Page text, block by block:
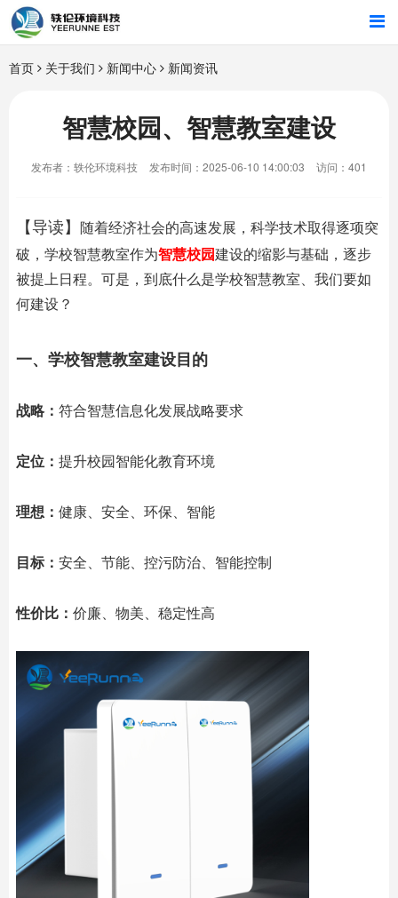
首页
行业解决方案
智能硬件
关于我们
首页 关于我们 新闻中心 新闻资讯
智慧校园、智慧教室建设
发布者：轶伦环境科技 发布时间：2025-06-10 14:00:03 访问：401
【导读】 随着经济社会的高速发展，科学技术取得逐项突
破，学校智慧教室作为智慧校园建设的缩影与基础，逐步
被提上日程。可是，到底什么是学校智慧教室、我们要如
何建设？
一、学校智慧教室建设目的
战略： 符合智慧信息化发展战略要求
定位： 提升校园智能化教育环境
理想： 健康、安全、环保、智能
目标： 安全、节能、控污防治、智能控制
性价比： 价廉、物美、稳定性高